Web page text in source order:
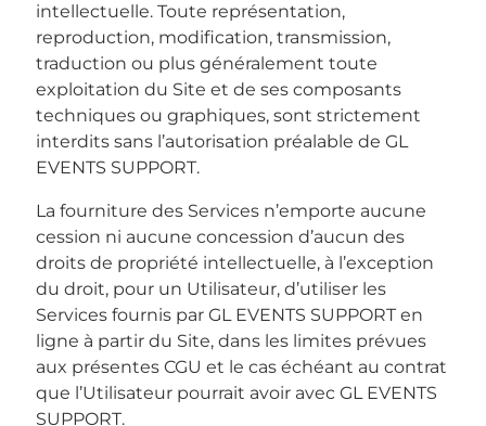
intellectuelle. Toute représentation,
reproduction, modification, transmission,
traduction ou plus généralement toute
exploitation du Site et de ses composants
techniques ou graphiques, sont strictement
interdits sans l’autorisation préalable de GL
EVENTS SUPPORT.
La fourniture des Services n’emporte aucune
cession ni aucune concession d’aucun des
droits de propriété intellectuelle, à l’exception
du droit, pour un Utilisateur, d’utiliser les
Services fournis par GL EVENTS SUPPORT en
ligne à partir du Site, dans les limites prévues
aux présentes CGU et le cas échéant au contrat
que l’Utilisateur pourrait avoir avec GL EVENTS
SUPPORT.